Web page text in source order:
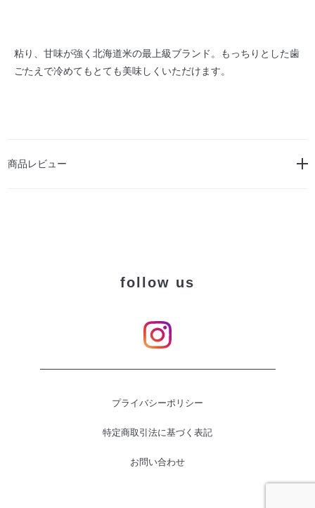
粘り、甘味が強く北海道米の最上級ブランド。もっちりとした歯
ごたえで冷めてもとても美味しくいただけます。
商品レビュー
follow us
プライバシーポリシー
特定商取引法に基づく表記
お問い合わせ